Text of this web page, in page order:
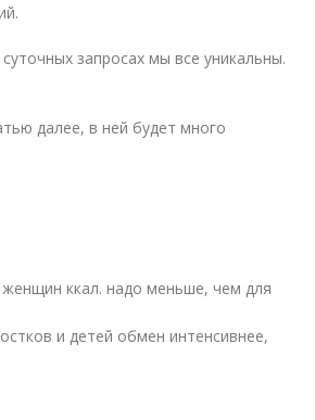
запросах мы все уникальны.
далее, в ней будет много
ккал. надо меньше, чем для
и детей обмен интенсивнее,